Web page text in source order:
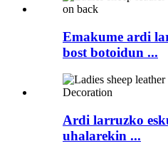
Emakume ardi
bost botoidun ...
Ardi larruzko
uhalarekin ...